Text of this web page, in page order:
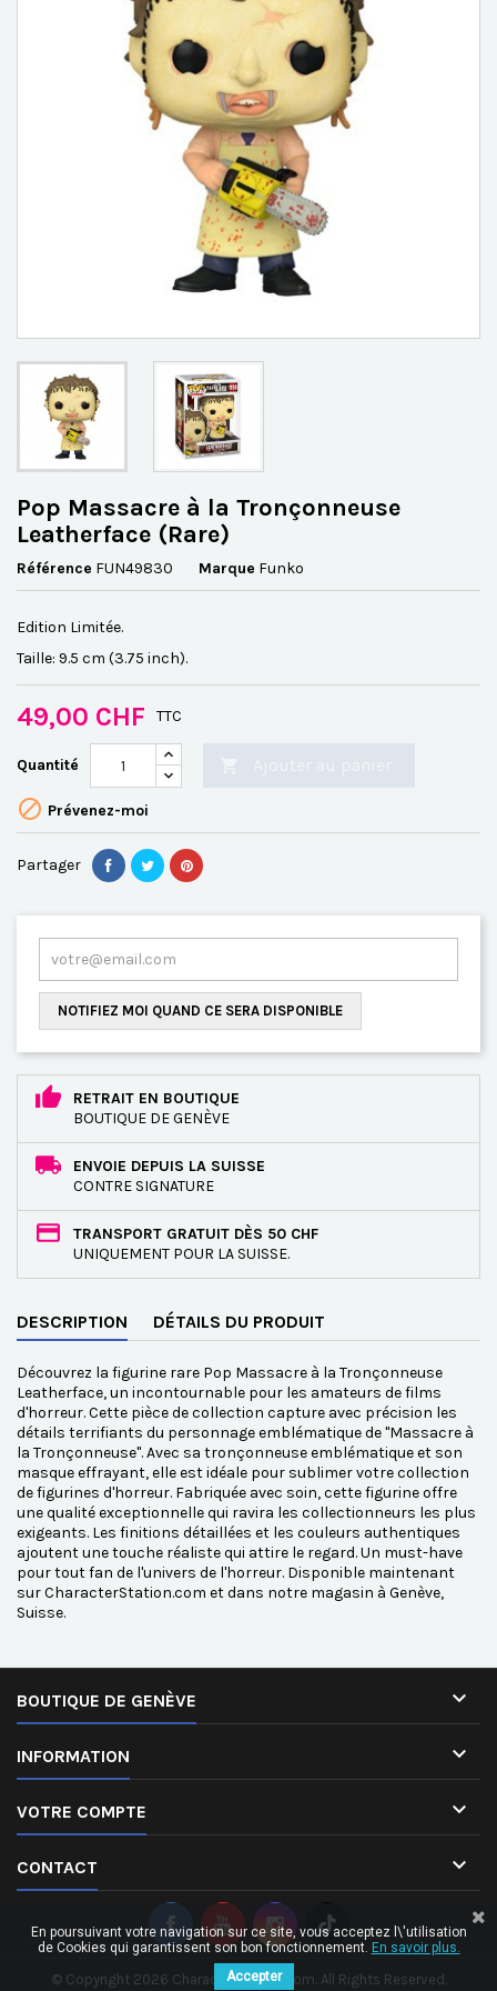
Pop Massacre à la Tronçonneuse
Leatherface (Rare)
Référence FUN49830 Marque Funko
Edition Limitée.
Taille: 9.5 cm (3.75 inch).
49,00 CHF TTC
Quantité
 Prévenez-moi
Partager
NOTIFIEZ MOI QUAND CE SERA DISPONIBLE
RETRAIT EN BOUTIQUE
BOUTIQUE DE GENÈVE
ENVOIE DEPUIS LA SUISSE
CONTRE SIGNATURE
TRANSPORT GRATUIT DÈS 50 CHF
UNIQUEMENT POUR LA SUISSE.
DESCRIPTION DÉTAILS DU PRODUIT
Découvrez la figurine rare Pop Massacre à la Tronçonneuse
Leatherface, un incontournable pour les amateurs de films
d'horreur. Cette pièce de collection capture avec précision les
détails terrifiants du personnage emblématique de "Massacre à
la Tronçonneuse". Avec sa tronçonneuse emblématique et son
masque effrayant, elle est idéale pour sublimer votre collection
de figurines d'horreur. Fabriquée avec soin, cette figurine offre
une qualité exceptionnelle qui ravira les collectionneurs les plus
exigeants. Les finitions détaillées et les couleurs authentiques
ajoutent une touche réaliste qui attire le regard. Un must-have
pour tout fan de l'univers de l'horreur. Disponible maintenant
sur CharacterStation.com et dans notre magasin à Genève,
Suisse.
BOUTIQUE DE GENÈVE 
INFORMATION 
VOTRE COMPTE 
CONTACT 
© Copyright 2026 CharacterStation.com. All Rights Reserved.
En poursuivant votre navigation sur ce site, vous acceptez l\'utilisation
de Cookies qui garantissent son bon fonctionnement. En savoir plus.
Accepter